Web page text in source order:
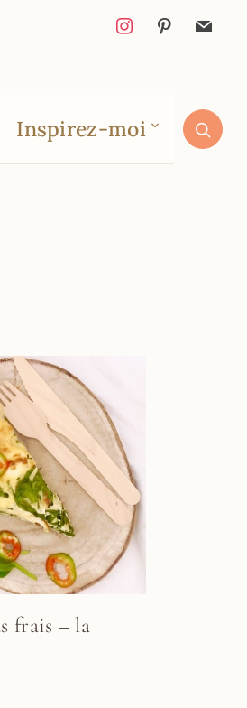
Inspirez-moi
frais – la